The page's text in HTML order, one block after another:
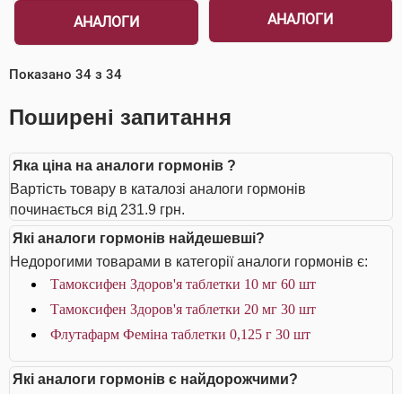
АНАЛОГИ АНАЛОГИ
Показано 34 з 34
Поширені запитання
Яка ціна на аналоги гормонів ?
Вартість товару в каталозі аналоги гормонів
починається від 231.9 грн.
Які аналоги гормонів найдешевші?
Недорогими товарами в категорії аналоги гормонів є:
Тамоксифен Здоров'я таблетки 10 мг 60 шт
Тамоксифен Здоров'я таблетки 20 мг 30 шт
Флутафарм Феміна таблетки 0,125 г 30 шт
Які аналоги гормонів є найдорожчими?